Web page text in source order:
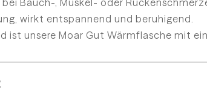
Bauch-, Muskel- oder
wirkt entspannend und beruhigend.
ist unsere Moar Gut Wärmflasche mit